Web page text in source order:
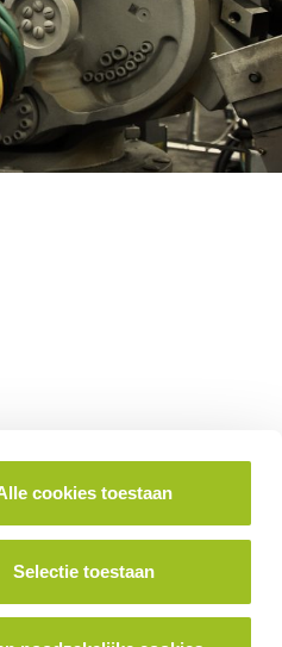
cookies toestaan
Selectie toestaan